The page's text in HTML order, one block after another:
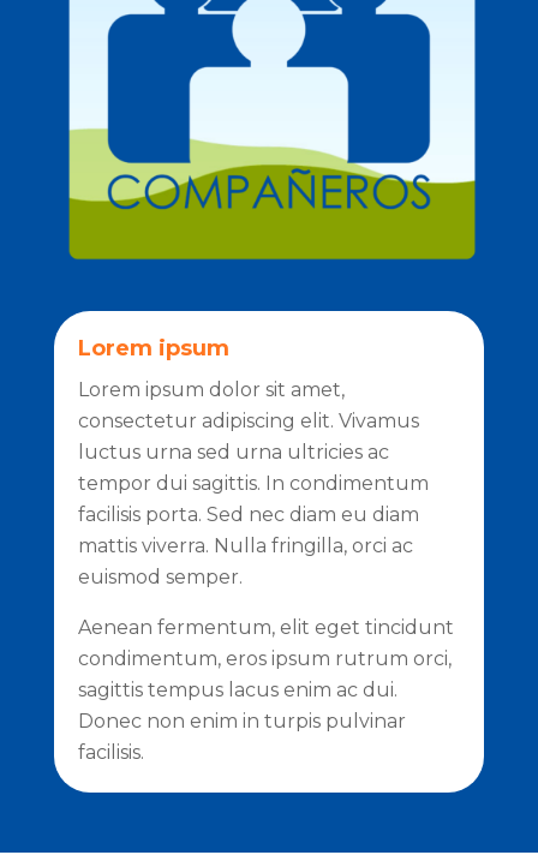
Lorem ipsum
Lorem ipsum dolor sit amet,
consectetur adipiscing elit. Vivamus
luctus urna sed urna ultricies ac
tempor dui sagittis. In condimentum
facilisis porta. Sed nec diam eu diam
mattis viverra. Nulla fringilla, orci ac
euismod semper.
Aenean fermentum, elit eget tincidunt
condimentum, eros ipsum rutrum orci,
sagittis tempus lacus enim ac dui.
Donec non enim in turpis pulvinar
facilisis.